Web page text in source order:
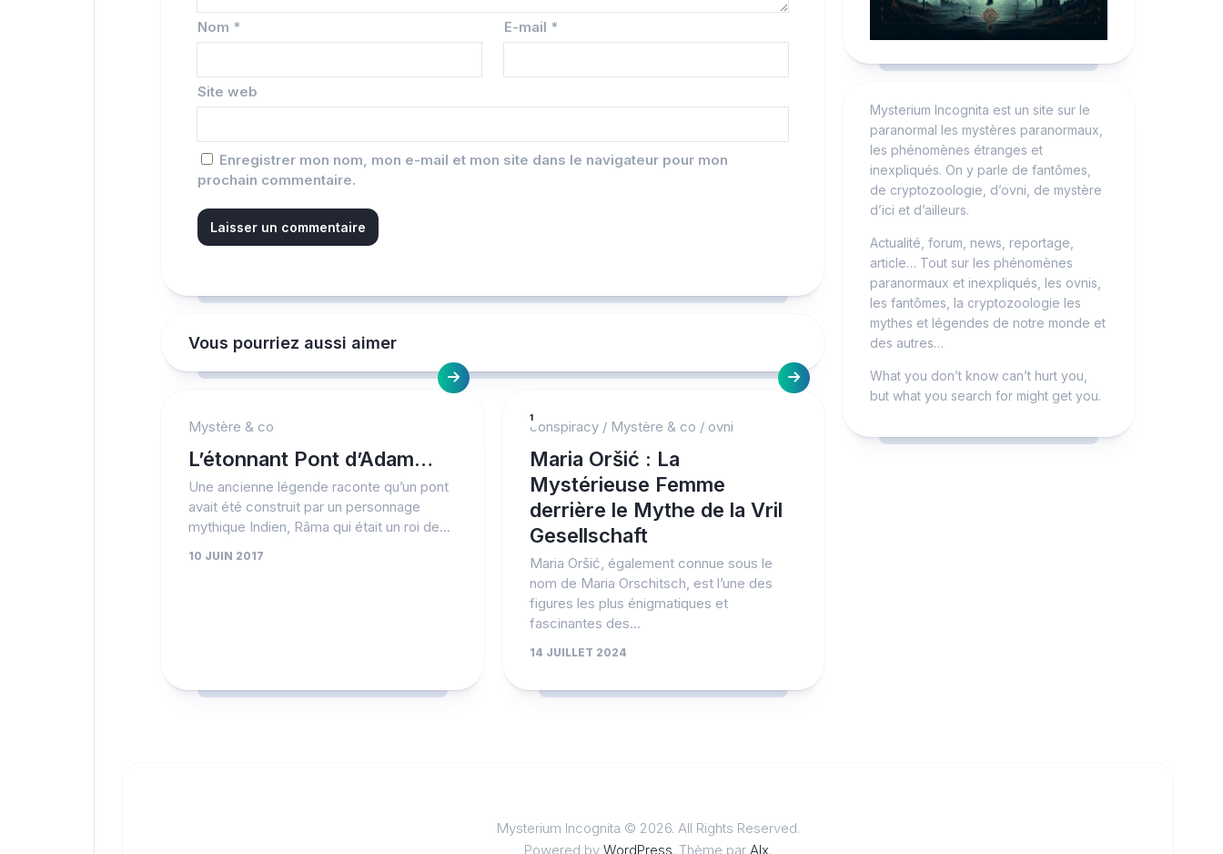
Nom * E-mail *
Site web
Enregistrer mon nom, mon e-mail et mon site dans le navigateur pour mon
prochain commentaire.
Vous pourriez aussi aimer
Mystère & co
L’étonnant Pont d’Adam…
Une ancienne légende raconte qu’un pont
avait été construit par un personnage
mythique Indien, Râma qui était un roi de...
10 JUIN 2017
1
conspiracy/ Mystère & co / ovni
Maria Oršić : La
Mystérieuse Femme
derrière le Mythe de la Vril
Gesellschaft
Maria Oršić, également connue sous le
nom de Maria Orschitsch, est l’une des
figures les plus énigmatiques et
fascinantes des...
14 JUILLET 2024
Mysterium Incognita est un site sur le
paranormal les mystères paranormaux,
les phénomènes étranges et
inexpliqués. On y parle de fantômes,
de cryptozoologie, d’ovni, de mystère
d’ici et d’ailleurs.
Actualité, forum, news, reportage,
article… Tout sur les phénomènes
paranormaux et inexpliqués, les ovnis,
les fantômes, la cryptozoologie les
mythes et légendes de notre monde et
des autres…
What you don’t know can’t hurt you,
but what you search for might get you.
Mysterium Incognita © 2026. All Rights Reserved.
Powered by WordPress. Thème par Alx.